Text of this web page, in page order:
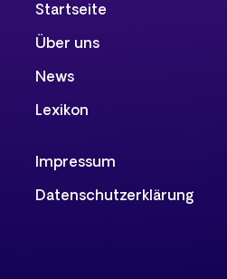
Startseite
Über uns
News
Lexikon
Impressum
Datenschutzerklärung